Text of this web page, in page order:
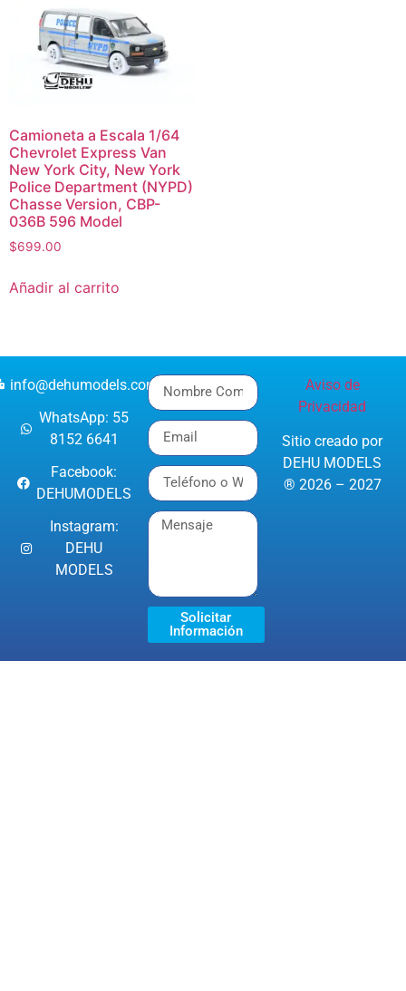
Camioneta a Escala 1/64
Chevrolet Express Van
New York City, New York
Police Department (NYPD)
Chasse Version, CBP-
036B 596 Model
$699.00
Añadir al carrito
info@dehumodels.com
WhatsApp: 55
8152 6641
Facebook:
DEHUMODELS
Instagram:
DEHU
MODELS
Solicitar
Información
Aviso de
Privacidad
Sitio creado por
DEHU MODELS
® 2026 – 2027